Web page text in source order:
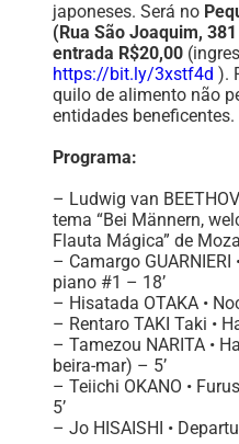
japoneses. Será no
(Rua São Joaquim,
entrada R$20,00
https://bit.ly/3xstf4d ).
quilo de alimento não
entidades beneficentes.
Programa:
– Ludwig van
tema “Bei Männern,
Flauta Mágica” de
– Camargo
piano #1 – 18’
– Hisatada OTAKA •
– Rentaro TAKI Taki •
– Tamezou NARITA •
beira-mar) – 5’
– Teiichi OKANO •
5’
– Jo HISAISHI •